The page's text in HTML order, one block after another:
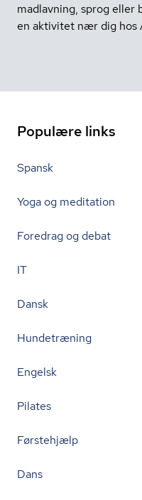
madlavning, sprog eller
en aktivitet nær dig hos
Populære links
Spansk
Yoga og meditation
Foredrag og debat
IT
Dansk
Hundetræning
Engelsk
Pilates
Førstehjælp
Dans